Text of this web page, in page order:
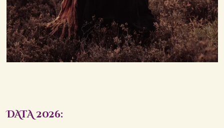
DATA 2026: